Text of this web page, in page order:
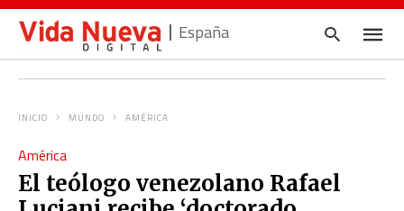
España
INICIO MUNDO AMÉRICA
América
El teólogo venezolano Rafael